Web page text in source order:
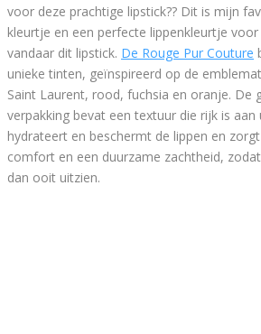
voor deze prachtige lipstick?? Dit is mijn
kleurtje en een perfecte lippenkleurtje
vandaar dit lipstick. De Rouge Pur Couture
unieke tinten, geïnspireerd op de
Saint Laurent, rood, fuchsia en oranje. De
verpakking bevat een textuur die rijk is aan
hydrateert en beschermt de lippen en
comfort en een duurzame zachtheid,
dan ooit uitzien.